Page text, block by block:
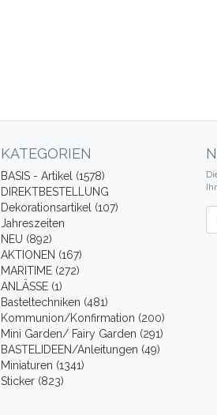
KATEGORIEN
BASIS - Artikel (1578)
DIREKTBESTELLUNG
Dekorationsartikel (107)
Jahreszeiten
NEU (892)
AKTIONEN (167)
MARITIME (272)
ANLÄSSE (1)
Basteltechniken (481)
Kommunion/Konfirmation (200)
Mini Garden/ Fairy Garden (291)
BASTELIDEEN/Anleitungen (49)
Miniaturen (1341)
Sticker (823)